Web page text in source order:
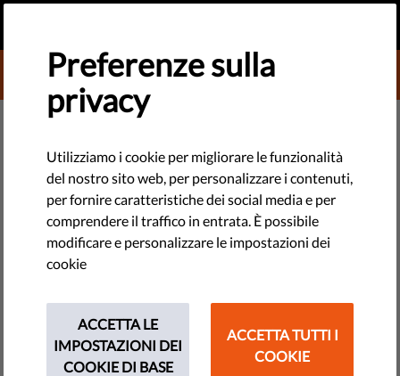
DONATE TO LIBERTIES
TECHNOLOGIE E DIRITTI
Disinformazine nei media: come
distinguere cos'è legittimo da
cosa no?
Nel nostro ultimo video della Guida di Sopravvivenza
verità e di sfidare l'ignoranza con i fatti. Perché se nessuno
combatte le palesi bugie degli autoritari, vinceranno.
Preferenze sulla
privacy
Utilizziamo i cookie per migliorare le funzionalità
del nostro sito web, per personalizzare i contenuti,
per fornire caratteristiche dei social media e per
comprendere il traffico in entrata. È possibile
modificare e personalizzare le impostazioni dei
cookie
ACCETTA LE
IMPOSTAZIONI DEI
COOKIE DI BASE
ACCETTA TUTTI I
COOKIE